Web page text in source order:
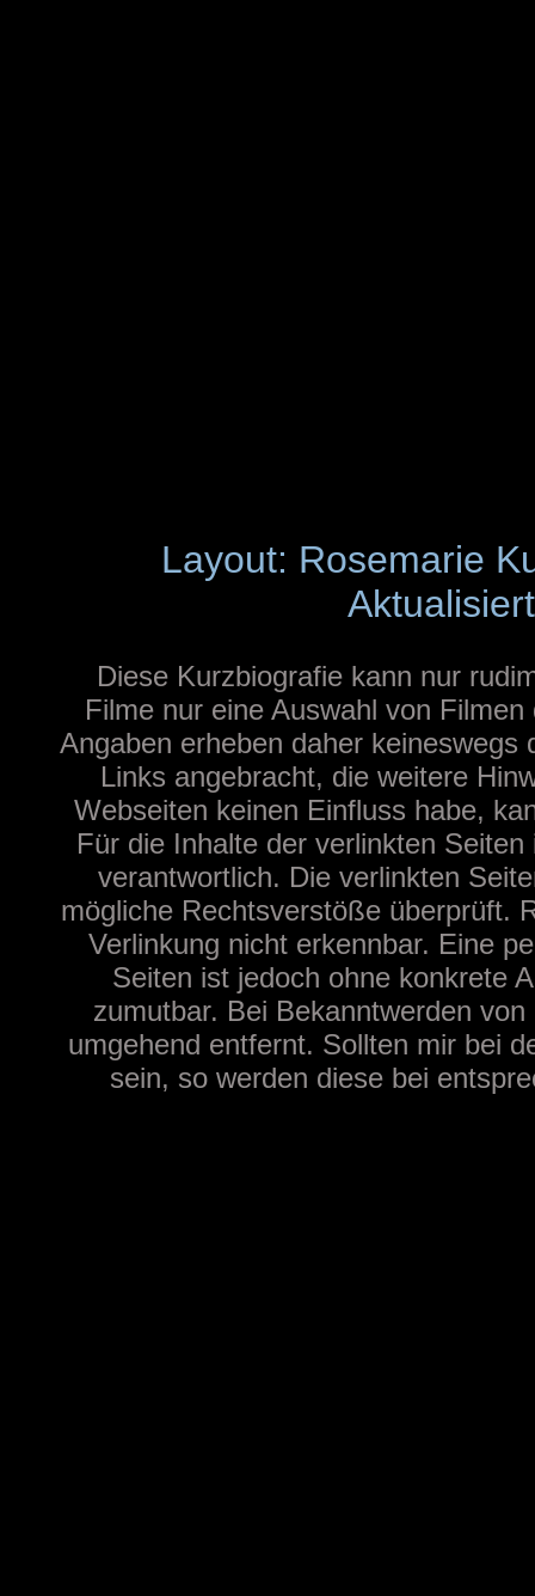
Layout: Rosemarie
Diese Kurzbiografie kann nur
Filme nur eine Auswahl von
Angaben erheben daher
Links angebracht, die weitere
Webseiten keinen Einfluss habe,
Für die Inhalte der verlinkten
verantwortlich. Die verlinkten
mögliche Rechtsverstöße überprüft.
Verlinkung nicht erkennbar. Eine
Seiten ist jedoch ohne konkrete
zumutbar. Bei Bekanntwerden
umgehend entfernt. Sollten mir bei
sein, so werden diese bei